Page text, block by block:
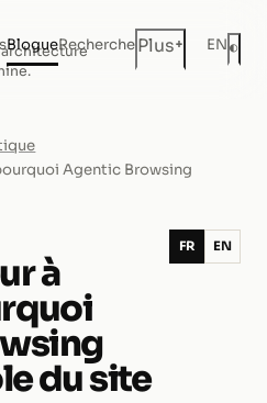
BlogueRecherchePlus+ EN◐
Agentic Browsing
à
du site
FR EN